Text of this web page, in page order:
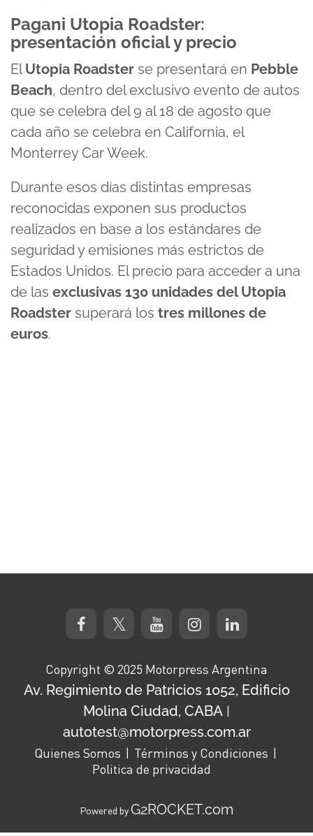
Pagani Utopia Roadster:
presentación oficial y precio
ElUtopia Roadster se presentará en Pebble
Beach, dentro del exclusivo evento de autos
que se celebra del 9 al 18 de agosto que
cada año se celebra en California, el
Monterrey Car Week.
Durante esos días distintas empresas
reconocidas exponen sus productos
realizados en base a los estándares de
seguridad y emisiones más estrictos de
Estados Unidos. El precio para acceder a una
de las exclusivas 130 unidades del Utopia
Roadster superará los tres millones de
euros.
Copyright © 2025 Motorpress Argentina
Av. Regimiento de Patricios 1052, Edificio
Molina Ciudad, CABA |
autotest@motorpress.com.ar
Quienes Somos
Términos y Condiciones
Politica de privacidad
Powered byG2ROCKET.com